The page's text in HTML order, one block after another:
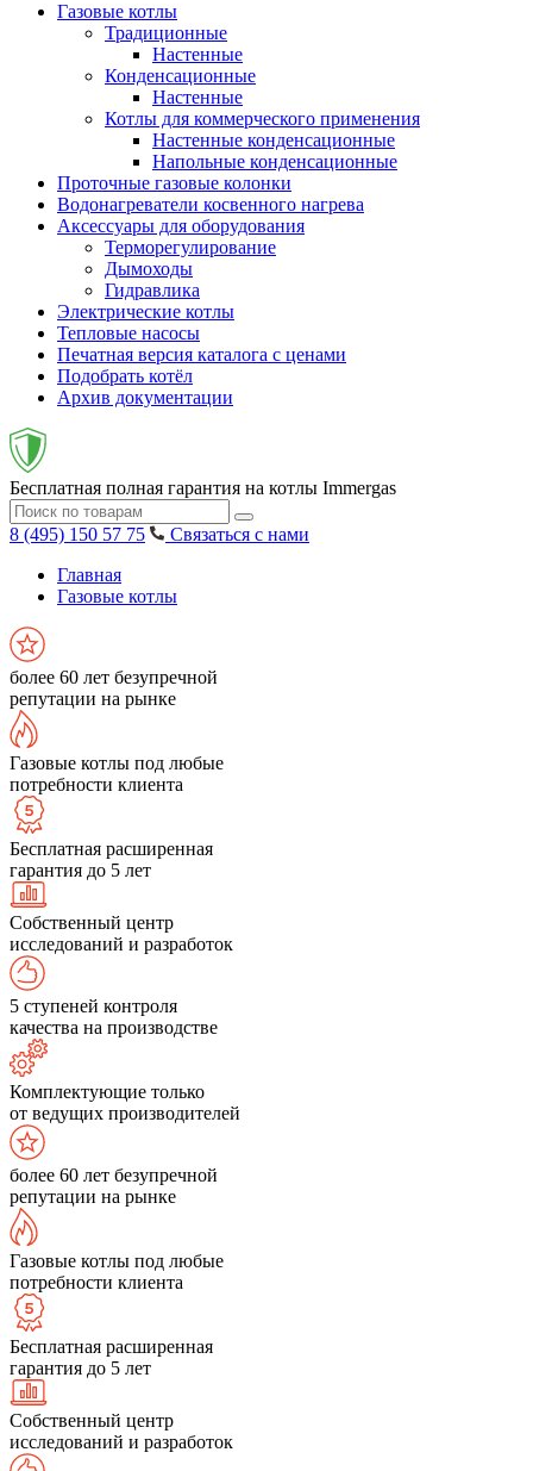
Газовые котлы
Традиционные
Настенные
Конденсационные
Настенные
Котлы для коммерческого применения
Настенные конденсационные
Напольные конденсационные
Проточные газовые колонки
Водонагреватели косвенного нагрева
Аксессуары для оборудования
Терморегулирование
Дымоходы
Гидравлика
Электрические котлы
Тепловые насосы
Печатная версия каталога с ценами
Подобрать котёл
Архив документации
Бесплатная полная гарантия на котлы Immergas
8 (495) 150 57 75
Связаться с нами
Главная
Газовые котлы
более 60 лет безупречной
репутации на рынке
Газовые котлы под любые
потребности клиента
Бесплатная расширенная
гарантия до 5 лет
Собственный центр
исследований и разработок
5 ступеней контроля
качества на производстве
Комплектующие только
от ведущих производителей
более 60 лет безупречной
репутации на рынке
Газовые котлы под любые
потребности клиента
Бесплатная расширенная
гарантия до 5 лет
Собственный центр
исследований и разработок